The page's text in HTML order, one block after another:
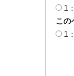
1
この
1